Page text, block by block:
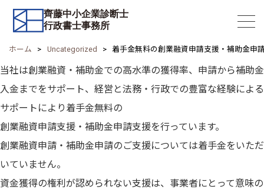
齊藤中小企業診断士
行政書士事務所
ホーム Uncategorized 着手金無料の創業融資申請支援・補助金申
当社は創業融資・補助金での高水準の獲得率、申請から補助金
入金までをサポート、経営と法務・行政での豊富な経験による
サポートにより着手金無料の
創業融資申請支援・補助金申請支援を行っています。
創業融資申請・補助金申請のご支援については着手金をいただ
いていません。
資金獲得の権利が認められない支援は、事業者にとって意味の